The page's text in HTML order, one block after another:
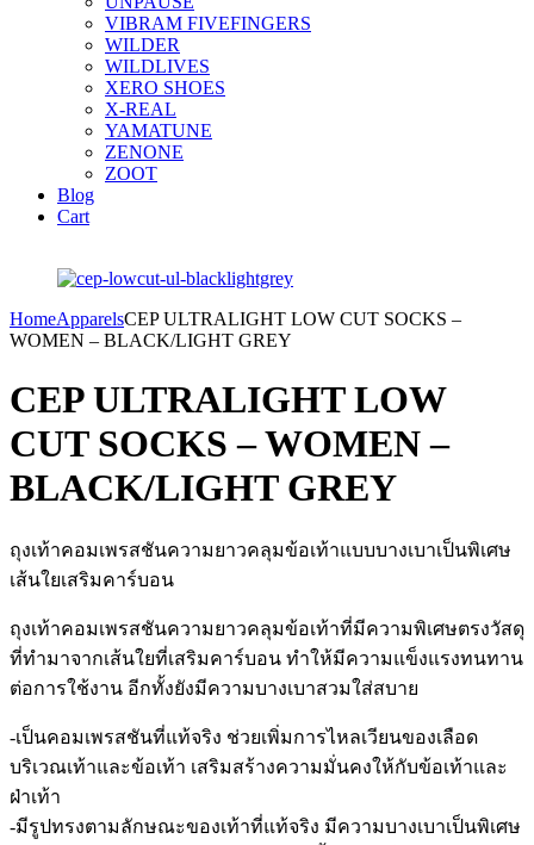
VIBRAM FIVEFINGERS
WILDER
WILDLIVES
XERO SHOES
X-REAL
YAMATUNE
ZENONE
ZOOT
Blog
Cart
HomeApparelsCEP ULTRALIGHT LOW CUT SOCKS –
WOMEN – BLACK/LIGHT GREY
CEP ULTRALIGHT LOW
CUT SOCKS – WOMEN –
BLACK/LIGHT GREY
ถุงเท้าคอมเพรสชันความยาวคลุมข้อเท้าแบบบางเบาเป็นพิเศษ
เส้นใยเสริมคาร์บอน
ถุงเท้าคอมเพรสชันความยาวคลุมข้อเท้าที่มีความพิเศษตรงวัสดุ
ที่ทำมาจากเส้นใยที่เสริมคาร์บอน ทำให้มีความแข็งแรงทนทาน
ต่อการใช้งาน อีกทั้งยังมีความบางเบาสวมใส่สบาย
-เป็นคอมเพรสชันที่แท้จริง ช่วยเพิ่มการไหลเวียนของเลือด
บริเวณเท้าและข้อเท้า เสริมสร้างความมั่นคงให้กับข้อเท้าและ
ฝ่าเท้า
-มีรูปทรงตามลักษณะของเท้าที่แท้จริง มีความบางเบาเป็นพิเศษ